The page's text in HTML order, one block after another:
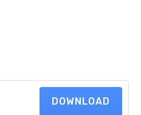
DOWNLOAD